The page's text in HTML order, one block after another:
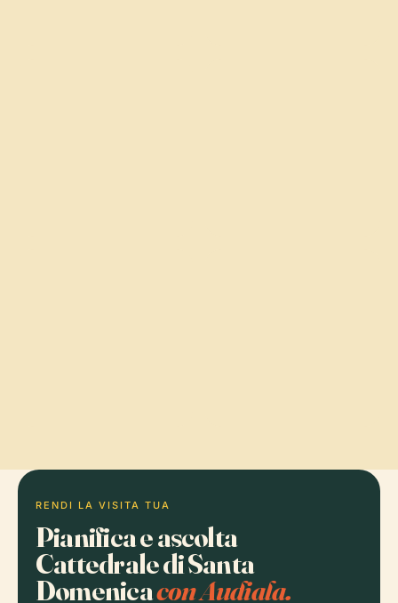
RENDI LA VISITA TUA
Pianifica e ascolta
Cattedrale di Santa
Domenicacon Audiala.